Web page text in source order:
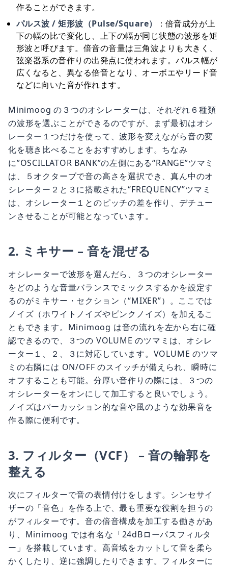
作ることができます。
パルス波 / 矩形波（Pulse/Square）
：倍音成分が上
下の幅の比で変化し、上下の幅が同じ状態の波形を矩
形波と呼びます。倍音の音量は三角波よりも大きく、
弦楽器系の音作りの出発点に使われます。パルス幅が
広くなると、異なる倍音となり、オーボエやリード音
などに向いた音が作れます。
Minimoog の３つのオシレーターは、それぞれ６種類
の波形を選ぶことができるのですが、まず最初はオシ
レーター１つだけを使って、波形を変えながら音の変
化を聴き比べることをおすすめします。ちなみ
に”OSCILLATOR BANK”の左側にある“RANGE”ツマミ
は、５オクターブで音の高さを選択でき、真ん中のオ
シレーター２と３に搭載された“FREQUENCY”ツマミ
は、オシレーター１とのピッチの差を作り、デチュー
ンさせることが可能となっています。
2. ミキサー – 音を混ぜる
オシレーターで波形を選んだら、３つのオシレーター
をどのような音量バランスでミックスするかを設定す
るのがミキサー・セクション（“MIXER”）。ここでは
ノイズ（ホワイトノイズやピンクノイズ）を加えるこ
ともできます。Minimoog は音の流れを左から右に確
認できるので、３つの VOLUME のツマミは、オシレ
ーター１、２、３に対応しています。VOLUME のツマ
ミの右隣には ON/OFF のスイッチが備えられ、瞬時に
オフすることも可能。分厚い音作りの際には、３つの
オシレーターをオンにして加工すると良いでしょう。
ノイズはパーカッション的な音や風のような効果音を
作る際に便利です。
3. フィルター（VCF） – 音の輪郭を
整える
次にフィルターで音の表情付けをします。シンセサイ
ザーの「音色」を作る上で、最も重要な役割を担うの
がフィルターです。音の倍音構成を加工する働きがあ
り、Minimoog では有名な「24dBローパスフィルタ
ー」を搭載しています。高音域をカットして音を柔ら
かくしたり、逆に強調したりできます。フィルターに